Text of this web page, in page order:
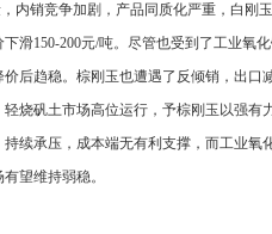
内销竞争加剧，产品同质化严重，白刚
滑150-200元/吨。尽管也受到了工业
后趋稳。棕刚玉也遭遇了反倾销，出
烧矾土市场高位运行，予棕刚玉以强
续承压，成本端无有利支撑，而工业
望维持弱稳。